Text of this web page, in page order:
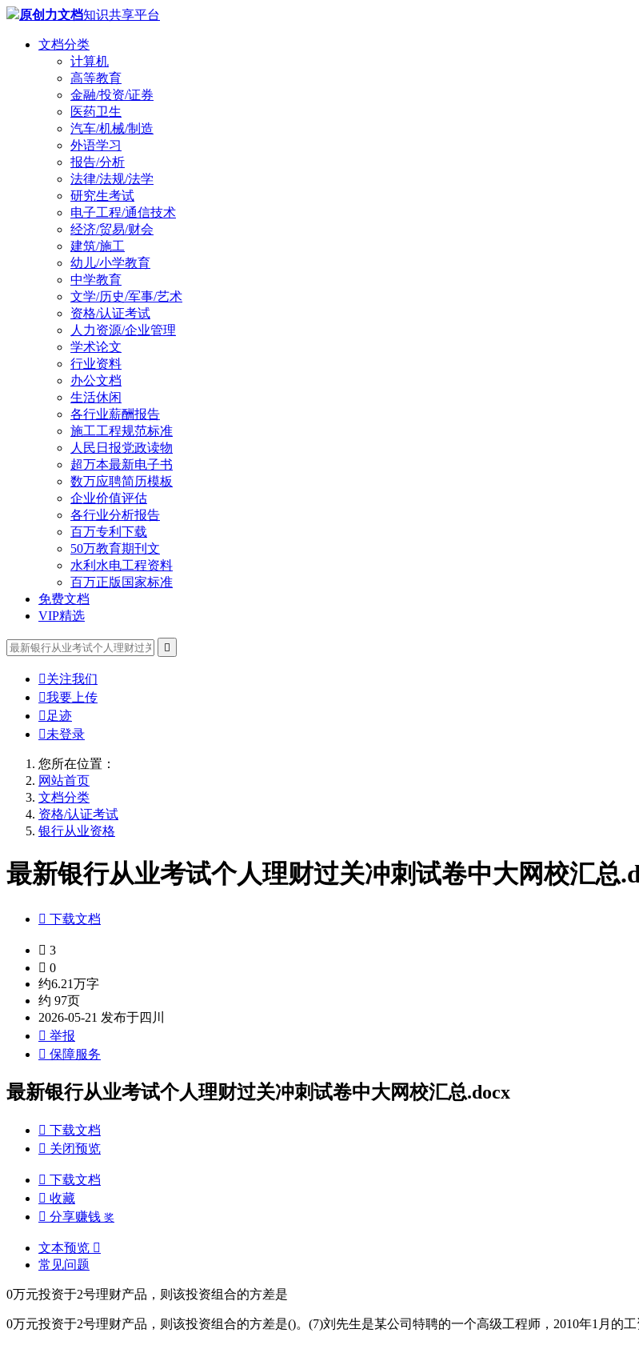
原创力文档知识共享平台
文档分类
计算机
高等教育
金融/投资/证券
医药卫生
汽车/机械/制造
外语学习
报告/分析
法律/法规/法学
研究生考试
电子工程/通信技术
经济/贸易/财会
建筑/施工
幼儿/小学教育
中学教育
文学/历史/军事/艺术
资格/认证考试
人力资源/企业管理
学术论文
行业资料
办公文档
生活休闲
各行业薪酬报告
施工工程规范标准
人民日报党政读物
超万本最新电子书
数万应聘简历模板
企业价值评估
各行业分析报告
百万专利下载
50万教育期刊文
水利水电工程资料
百万正版国家标准
免费文档
VIP精选

关注我们
我要上传
 足迹
未登录
您所在位置：
网站首页
文档分类
资格/认证考试
银行从业资格
最新银行从业考试个人理财过关冲刺试卷中大网校汇总
 下载文档
 3
 0
约6.21万字
约 97页
2026-05-21 发布于四川
 举报
 保障服务
最新银行从业考试个人理财过关冲刺试卷中大网校汇总.docx
 下载文档
 关闭预览
 下载文档
 收藏
 分享赚钱 奖
文本预览 
常见问题
0万元投资于2号理财产品，则该投资组合的方差是
0万元投资于2号理财产品，则该投资组合的方差是()。(7)刘先生是某公司特聘的一个高级工程师，2010年1月的